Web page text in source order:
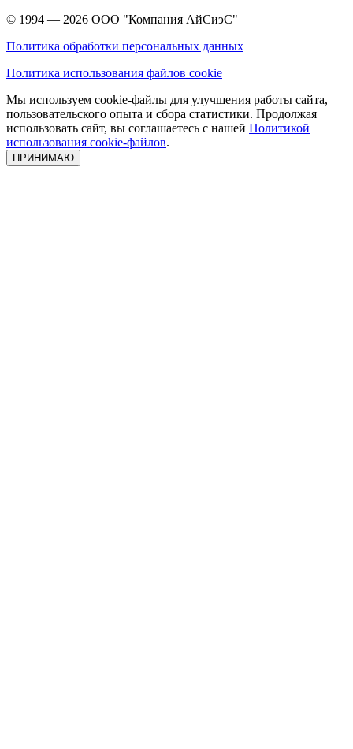
© 1994 — 2026 ООО "Компания АйСиэС"
Политика обработки персональных данных
Политика использования файлов cookie
Мы используем cookie-файлы для улучшения работы сайта,
пользовательского опыта и сбора статистики. Продолжая
использовать сайт, вы соглашаетесь с нашей Политикой
использования cookie-файлов.
ПРИНИМАЮ